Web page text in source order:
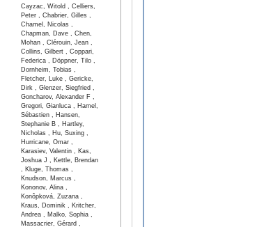
Cayzac, Witold , Celliers,
Peter , Chabrier, Gilles ,
Chamel, Nicolas ,
Chapman, Dave , Chen,
Mohan , Clérouin, Jean ,
Collins, Gilbert , Coppari,
Federica , Döppner, Tilo ,
Dornheim, Tobias ,
Fletcher, Luke , Gericke,
Dirk , Glenzer, Siegfried ,
Goncharov, Alexander F ,
Gregori, Gianluca , Hamel,
Sébastien , Hansen,
Stephanie B , Hartley,
Nicholas , Hu, Suxing ,
Hurricane, Omar ,
Karasiev, Valentin , Kas,
Joshua J , Kettle, Brendan
, Kluge, Thomas ,
Knudson, Marcus ,
Kononov, Alina ,
Konôpková, Zuzana ,
Kraus, Dominik , Kritcher,
Andrea , Malko, Sophia ,
Massacrier, Gérard ,